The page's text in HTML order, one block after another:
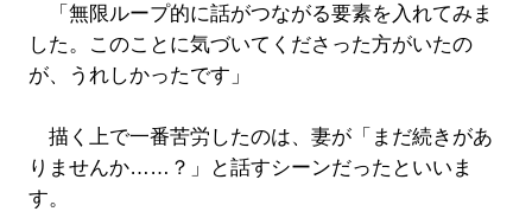
「無限ループ的に話がつながる要素を入れてみま
した。このことに気づいてくださった方がいたの
が、うれしかったです」
描く上で一番苦労したのは、妻が「まだ続きがあ
りませんか……？」と話すシーンだったといいま
す。